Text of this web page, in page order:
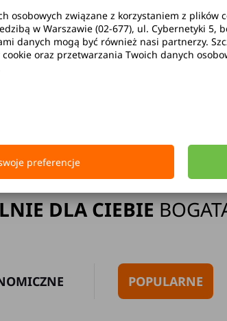
Brak limitu kilometrów
DLA CIEBIE
POPULARNE
osobowych związane z korzystaniem z
w Warszawie (02-677), ul. Cybernetyki
danych mogą być również nasi partnerzy.
oraz przetwarzania Twoich danych
preferencje